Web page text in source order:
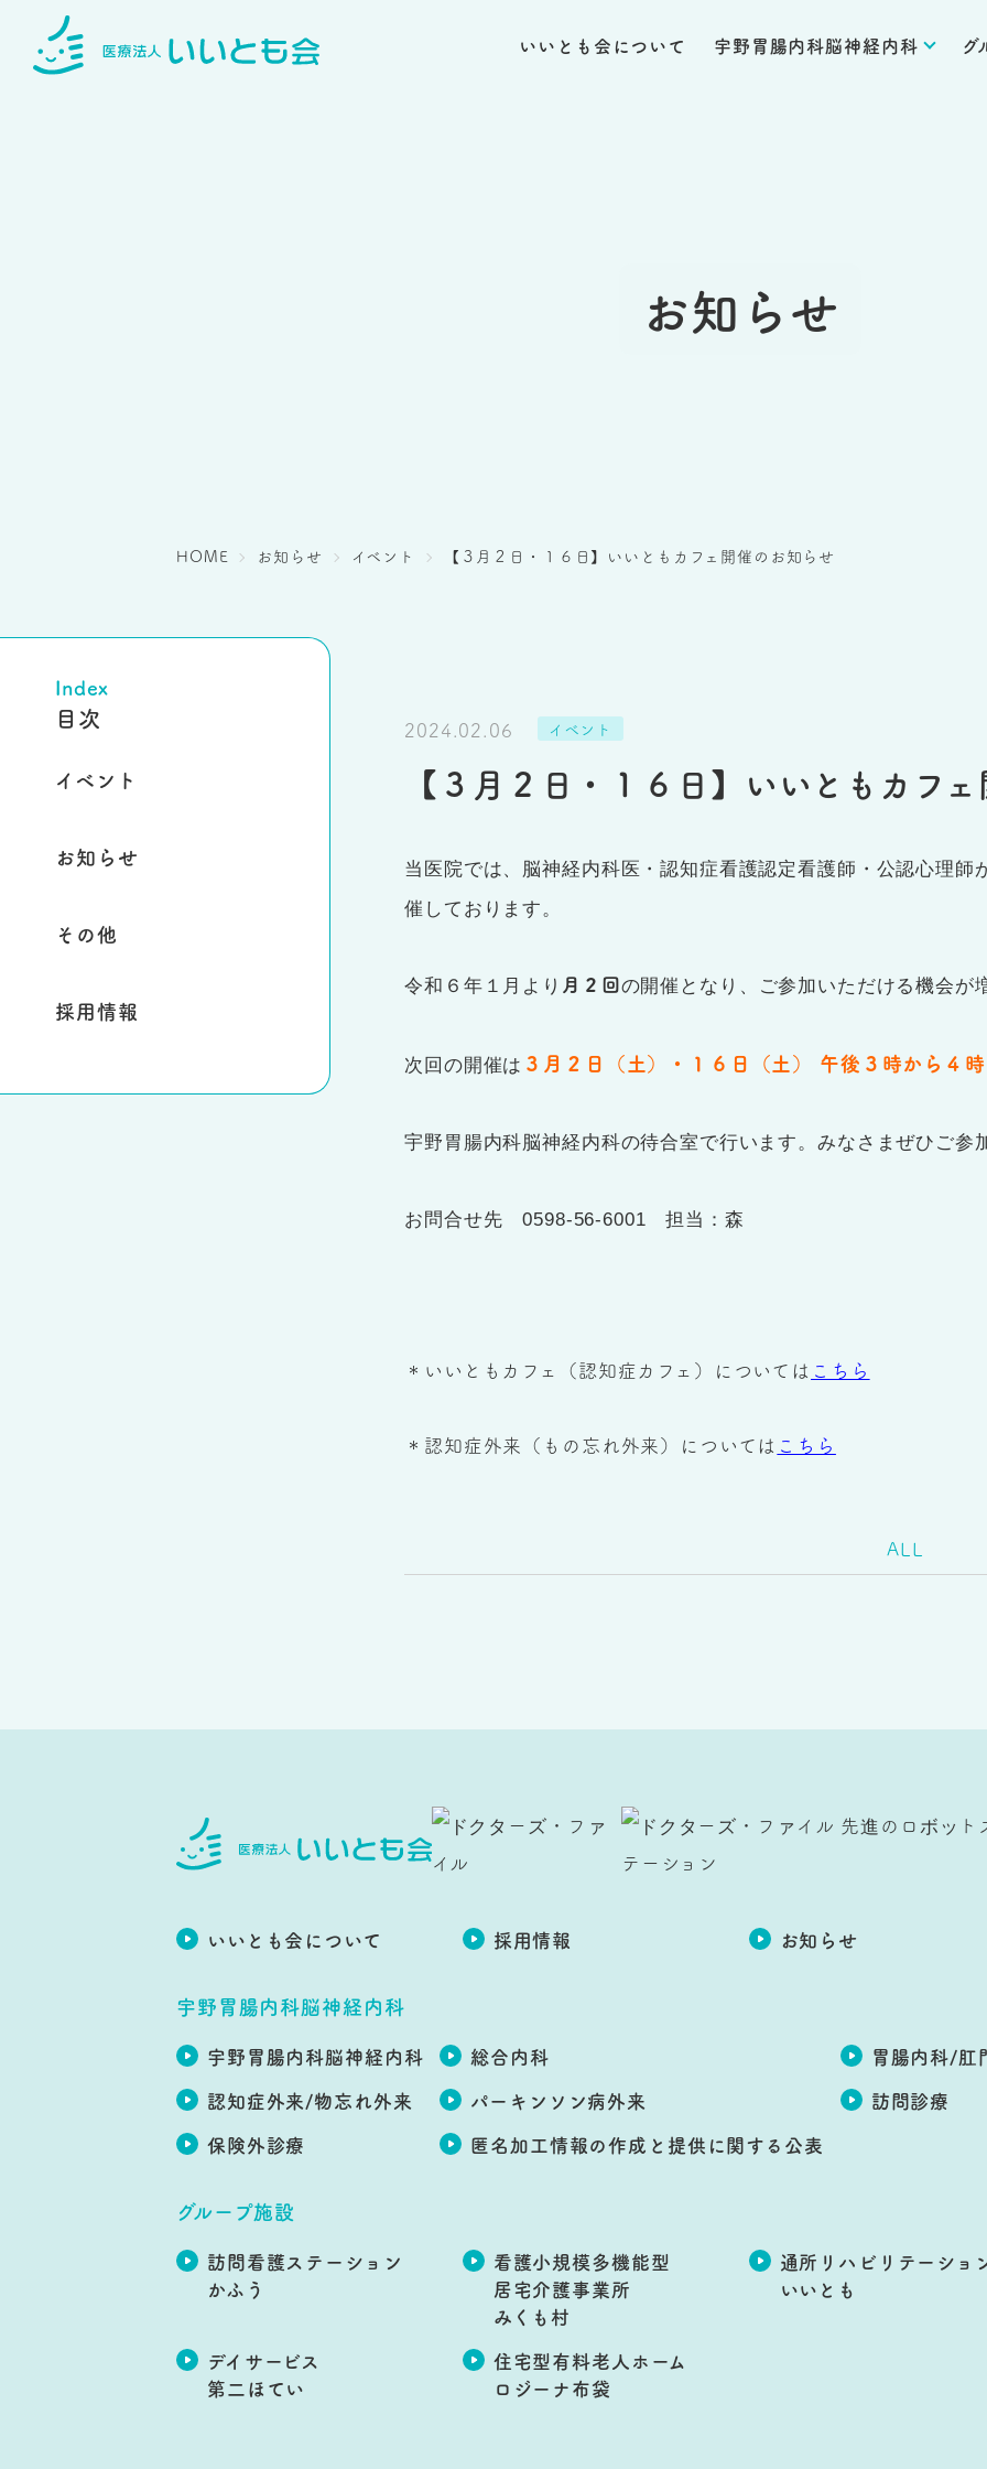
いいとも会について 宇野胃腸内科脳神経内科 グ
お知らせ
HOME お知らせ イベント 【３月２日・１６日】いいともカフェ開催のお知らせ
Index
目次
イベント
お知らせ
その他
採用情報
2024.02.06 イベント
【３月２日・１６日】いいともカフ
当医院では、脳神経内科医・認知症看護認定看護師・公認心理師
催しております。
令和６年１月より 月２回の開催となり、ご参加いただける機会が
次回の開催は ３月２日（土）・１６日（土） 午後３時から４時
宇野胃腸内科脳神経内科の待合室で行います。みなさまぜひご参
お問合せ先 0598-56-6001 担当：森
＊いいともカフェ（認知症カフェ）については こちら
＊認知症外来（もの忘れ外来）については こちら
ALL
いいとも会について 採用情報 お知らせ
宇野胃腸内科脳神経内科
宇野胃腸内科脳神経内科 総合内科
胃腸内科/肛
認知症外来/物忘れ外来
パーキンソン病外来
訪問診療
保険外診療
匿名加工情報の作成と提供に関する公表
グループ施設
訪問看護ステーション
かふう
看護小規模多機能型
居宅介護事業所
みくも村
通所リハビリテーショ
いいとも
デイサービス
第二ほてい
住宅型有料老人ホーム
ロジーナ布袋